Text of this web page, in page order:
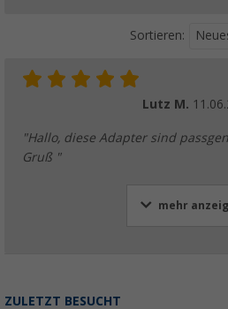
Sortieren:
Lutz M.
"Hallo, diese Adapter sind
Gruß "
mehr
ZULETZT BESUCHT